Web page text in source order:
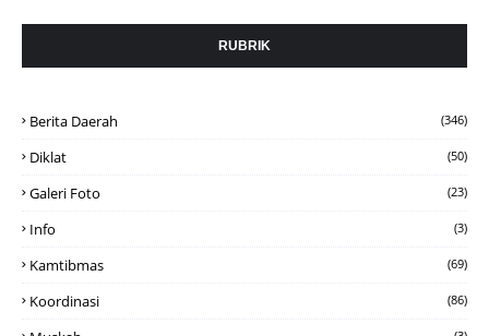
RUBRIK
Berita Daerah (346)
Diklat (50)
Galeri Foto (23)
Info (3)
Kamtibmas (69)
Koordinasi (86)